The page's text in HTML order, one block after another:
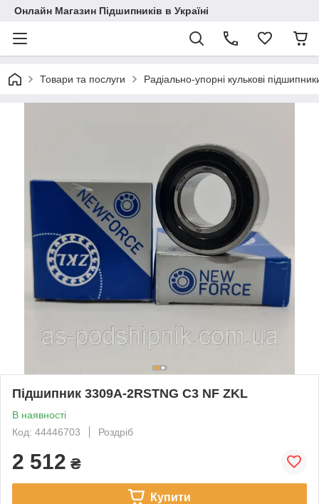
Онлайн Магазин Підшипників в Україні
Товари та послуги Радіально-упорні кулькові
Підшипник 3309A-2RSTNG C3 NF ZKL
В наявності
Код: 44446703
Роздріб
2 512 ₴
Купити